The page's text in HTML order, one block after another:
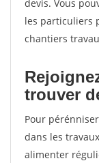
devis. Vous
les particuliers
chantiers
trouver
Pour
dans les
alimenter